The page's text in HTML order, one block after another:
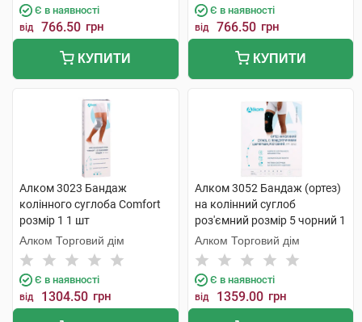
Є в наявності
від 766.50 грн
КУПИТИ
Є в наявності
від 766.50 грн
КУПИТИ
Алком 3023 Бандаж
колінного суглоба Comfort
розмір 1 1 шт
Алком Торговий дім
Є в наявності
від 1304.50 грн
Алком 3052 Бандаж (ортез)
на колінний суглоб
роз'ємний розмір 5 чорний 1
шт
Алком Торговий дім
Є в наявності
від 1359.00 грн